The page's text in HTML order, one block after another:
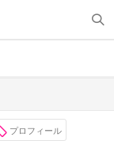
プロフィール